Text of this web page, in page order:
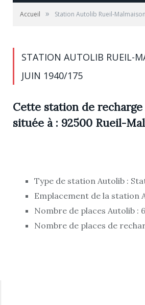
Accueil » Station Autolib Rueil-
STATION AUTOLIB RUEIL-
JUIN 1940/175
Cette station de
située à : 92500 Rueil-
Type de station Autolib :
Emplacement de la station
Nombre de places Autolib : 6
Nombre de places de